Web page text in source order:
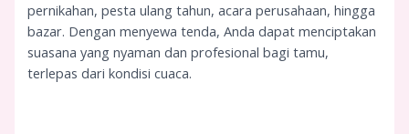
pernikahan, pesta ulang tahun, acara perusahaan, hingga
bazar. Dengan menyewa tenda, Anda dapat menciptakan
suasana yang nyaman dan profesional bagi tamu,
terlepas dari kondisi cuaca.